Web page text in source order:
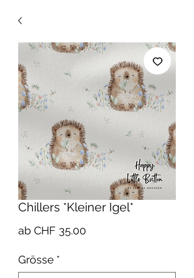
Chillers *Kleiner Igel*
ab CHF 35.00
Grösse *